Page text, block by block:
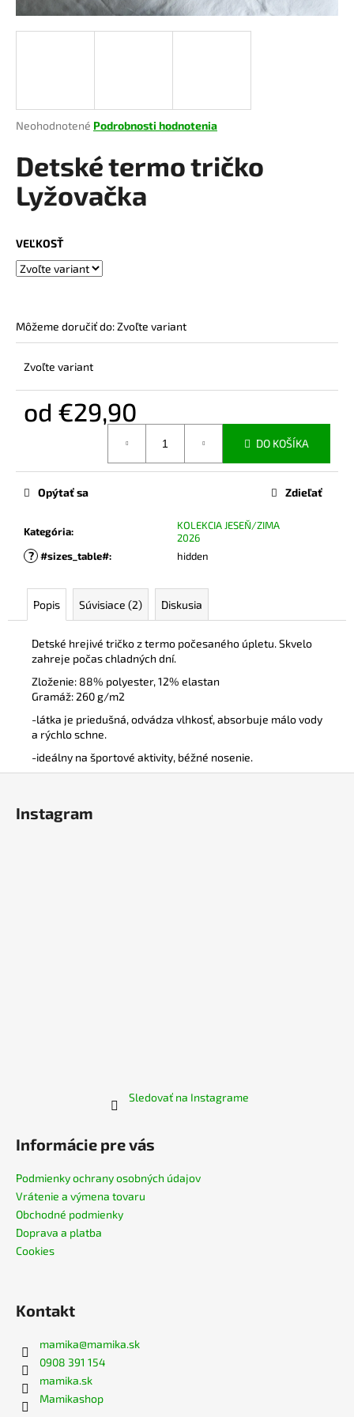
Priemerné
produktu
0,0
z
Neohodnotené Podrobnosti hodnotenia
Detské termo tričko
Lyžovačka
VEĽKOSŤ
Môžeme doručiť do:Zvoľte variant
Zvoľte variant
od €29,90
DO KOŠÍKA
Kategória:
KOLEKCIA JESEŇ/ZIMA
2026
? #sizes_table#: hidden
Opýtať sa Zdieľať
Popis Súvisiace (2) Diskusia
Detské hrejivé tričko z termo počesaného úpletu. Skvelo
zahreje počas chladných dní.
Zloženie: 88% polyester, 12% elastan
Gramáž: 260 g/m2
-látka je priedušná, odvádza vlhkosť, absorbuje málo vody
a rýchlo schne.
-ideálny na športové aktivity, béžné nosenie.
á
HĽADAŤ
O
d
r
ú
a
m
NA
MAGNETIC
€65
Instagram
Sledovať na Instagrame
Informácie pre vás
Podmienky ochrany osobných údajov
Vrátenie a výmena tovaru
Obchodné podmienky
Doprava a platba
Cookies
Kontakt
mamika@mamika.sk
0908 391 154
mamika.sk
Mamikashop